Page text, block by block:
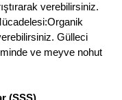
verebilirsiniz.
Gülleci
ve meyve nohut
(SSS)